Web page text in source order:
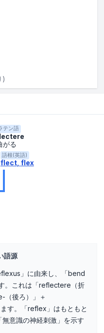
)
テン語
がる
語根(英語)
flect flex
語源
」に由来し、「bend
。これは「reflectere（折
（後ろ）」＋
す。「reflex」はもともと
無意識の神経刺激」を示す